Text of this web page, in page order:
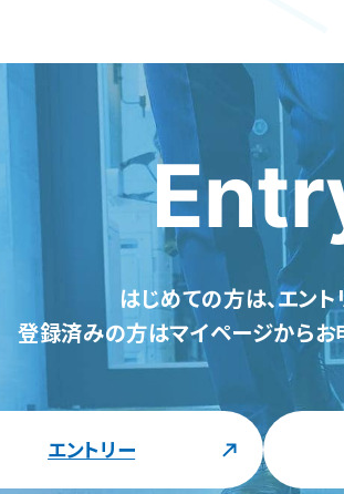
はじめての方は、エント
登録済みの方はマイページからお
エントリー